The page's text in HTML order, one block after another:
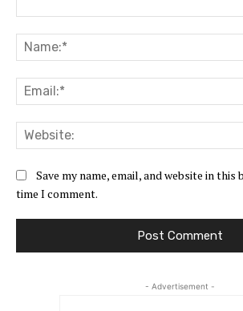
Save my name, email, and website in
time I comment.
- Advertisement -